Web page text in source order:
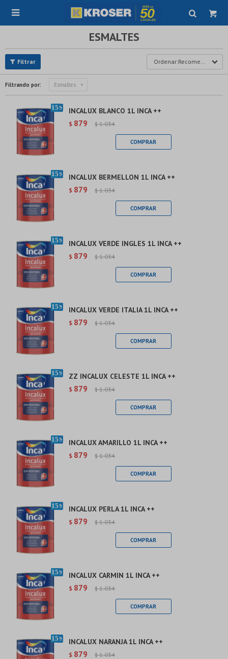

ESMALTES
Recomendados
Filtrando por: Esmaltes
INCALUX BLANCO 1L INCA ++
$ 879 $ 1.034
INCALUX BERMELLON 1L INCA ++
$ 879 $ 1.034
INCALUX VERDE INGLES 1L INCA ++
$ 879 $ 1.034
INCALUX VERDE ITALIA 1L INCA ++
$ 879 $ 1.034
ZZ INCALUX CELESTE 1L INCA ++
$ 879 $ 1.034
INCALUX AMARILLO 1L INCA ++
$ 879 $ 1.034
INCALUX PERLA 1L INCA ++
$ 879 $ 1.034
INCALUX CARMIN 1L INCA ++
$ 879 $ 1.034
INCALUX NARANJA 1L INCA ++
$ 879 $ 1.034